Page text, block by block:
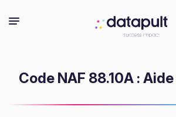
Code NAF 88.10A :